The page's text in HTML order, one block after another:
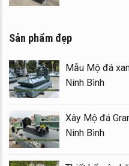
Sản phẩm đẹp
Mẫu Mộ đá
Ninh Bình
Xây Mộ đá
Ninh Bình